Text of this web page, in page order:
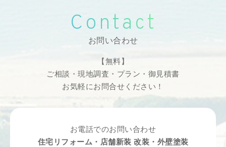
Contact
お問い合わせ
【無料】
ご相談・現地調査・プラン・御見積書
お気軽にお問合せください！
お電話でのお問い合わせ
住宅リフォーム・店舗新装 改装・外壁塗装